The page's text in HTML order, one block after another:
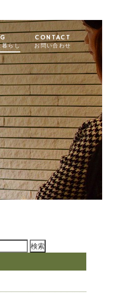
らし
CONTACT
お問い合わせ